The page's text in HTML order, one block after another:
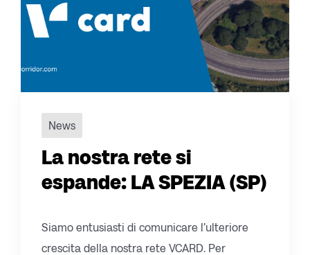
News
La nostra rete si
espande: LA SPEZIA (SP)
Siamo entusiasti di comunicare l’ulteriore
crescita della nostra rete VCARD. Per